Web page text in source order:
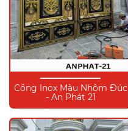
Cổng Inox Màu Nhôm Đúc
- An Phát 21